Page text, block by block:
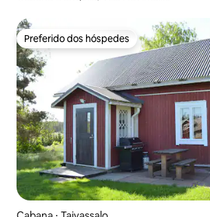
Preferido dos hóspedes
Preferido dos hóspedes